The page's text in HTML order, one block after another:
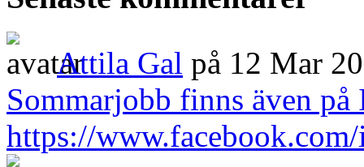
Attila Gal på 12 Mar
Sommarjobb finns även
https://